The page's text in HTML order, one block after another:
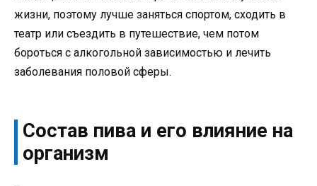
жизни, поэтому лучше заняться спортом, сходить в
театр или съездить в путешествие, чем потом
бороться с алкогольной зависимостью и лечить
заболевания половой сферы.
Состав пива и его влияние на
организм